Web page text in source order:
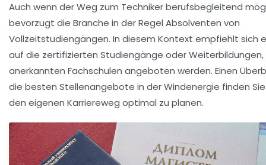
Auch wenn der Weg zum Techniker berufsbegleitend
bevorzugt die Branche in der Regel Absolventen von
Vollzeitstudiengängen. In diesem Kontext empfiehlt sich
auf die zertifizierten Studiengänge oder Weiterbildungen,
anerkannten Fachschulen angeboten werden. Einen
die besten Stellenangebote in der Windenergie finden
den eigenen Karriereweg optimal zu planen.